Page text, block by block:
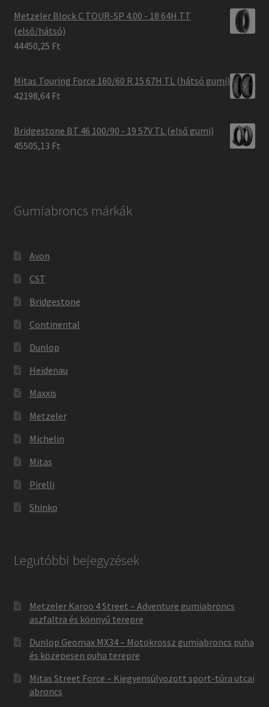
Metzeler Block C TOUR-SP 4.00 - 18 64H TT
(első/hátsó)
44450,25 Ft
Mitas Touring Force 160/60 R 15 67H TL (hátsó gumi)
42198,64 Ft
Bridgestone BT 46 100/90 - 19 57V TL (első gumi)
45505,13 Ft
Gumiabroncs márkák
Avon
CST
Bridgestone
Continental
Dunlop
Heidenau
Maxxis
Metzeler
Michelin
Mitas
Pirelli
Shinko
Legutóbbi bejegyzések
Metzeler Karoo 4 Street – Adventure gumiabroncs
aszfaltra és könnyű terepre
Dunlop Geomax MX34 – Motokrossz gumiabroncs puha
és közepesen puha terepre
Mitas Street Force – Kiegyensúlyozott sport-túra utcai
abroncs